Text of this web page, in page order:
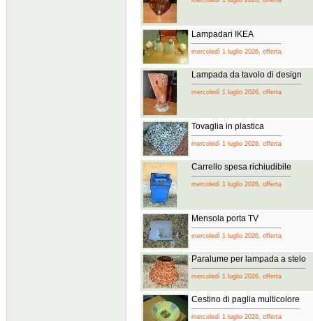
Lampadari IKEA
mercoledì 1 luglio 2026, offerta
Lampada da tavolo di design
mercoledì 1 luglio 2026, offerta
Tovaglia in plastica
mercoledì 1 luglio 2026, offerta
Carrello spesa richiudibile
mercoledì 1 luglio 2026, offerta
Mensola porta TV
mercoledì 1 luglio 2026, offerta
Paralume per lampada a stelo
mercoledì 1 luglio 2026, offerta
Cestino di paglia multicolore
mercoledì 1 luglio 2026, offerta